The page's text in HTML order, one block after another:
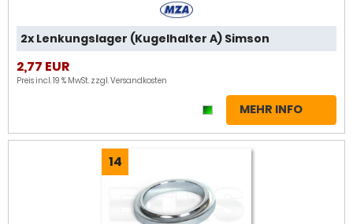
2x Lenkungslager (Kugelhalter A) Simson
2,77 EUR
Preis incl. 19 % MwSt. zzgl.Versandkosten
MEHR INFO
14